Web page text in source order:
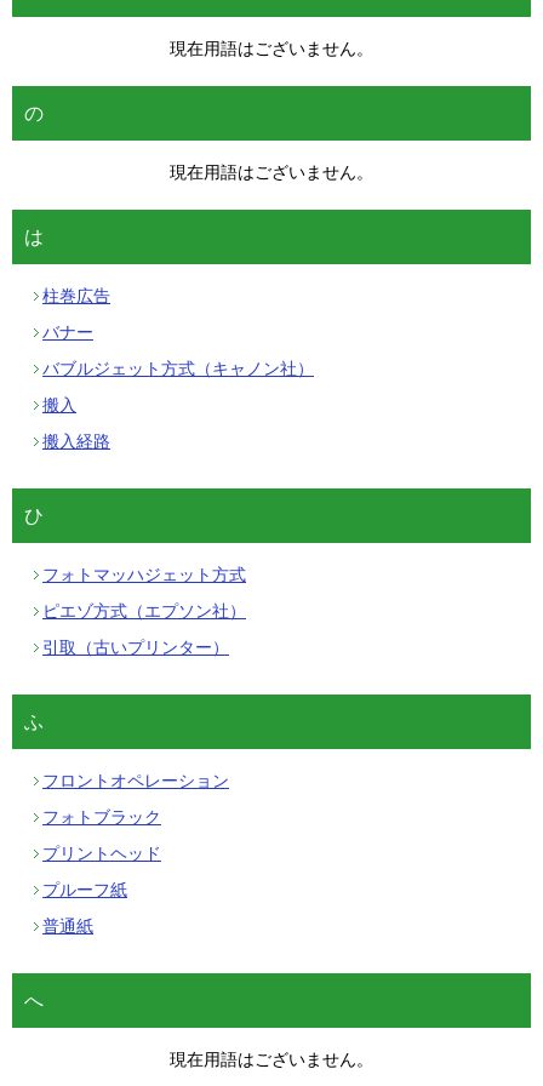
現在用語はございません。
の
現在用語はございません。
は
柱巻広告
バナー
バブルジェット方式（キャノン社）
搬入
搬入経路
ひ
フォトマッハジェット方式
ピエゾ方式（エプソン社）
引取（古いプリンター）
ふ
フロントオペレーション
フォトブラック
プリントヘッド
プルーフ紙
普通紙
へ
現在用語はございません。